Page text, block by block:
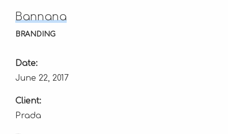
Bannana
BRANDING
Date:
June 22, 2017
Client:
Prada